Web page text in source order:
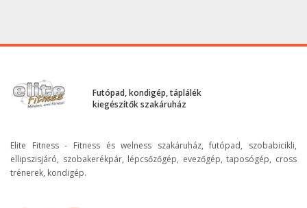
Futópad, kondigép, táplálék
kiegészítők szakáruház
Elite Fitness - Fitness és welness szakáruház, futópad, szobabicikli,
ellipszisjáró, szobakerékpár, lépcsőzőgép, evezőgép, taposógép, cross
trénerek, kondigép.